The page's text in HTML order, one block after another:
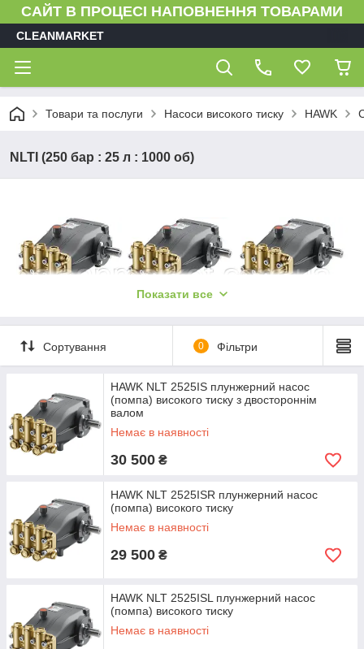
САЙТ В ПРОЦЕСІ НАПОВНЕННЯ ТОВАРАМИ
CLEANMARKET
Товари та послуги Насоси високого тиску HAWK
NLTI (250 бар : 25 л : 1000 об)
Показати все
Сортування 0 Фільтри
HAWK NLT 2525IS плунжерний насос
(помпа) високого тиску з двостороннім
валом
Немає в наявності
30 500 ₴
HAWK NLT 2525ISR плунжерний насос
(помпа) високого тиску
Немає в наявності
29 500 ₴
HAWK NLT 2525ISL плунжерний насос
(помпа) високого тиску
Немає в наявності